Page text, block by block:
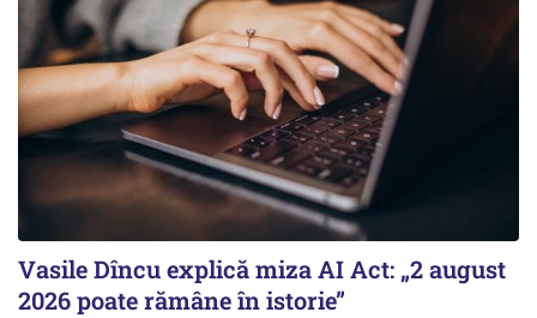
Vasile Dîncu explică miza AI Act: „2 august
2026 poate rămâne în istorie”